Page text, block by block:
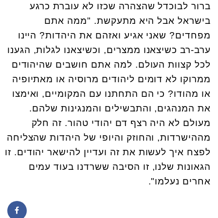
ברור לבוכדל שהצהרה שכזו לא עוברת כרגע
בישראל אבל היא מתעקשת. "ממה אתם
מפחדים? שאני אגיע ואזהם את היהדות? היינו
ערב-רב כשיצאנו ממצרים, וכשיצאנו לגלות, הגענו
לכל קצוות העולם. למה אתם חושבים שהיהודים
ממרוקו לא דומים ליהודים מרוסיה או מאתיופיה
או מהודו? כי הם התחתנו עם המקומיים, ואימצו
את המנהגים, והתבשילים והמנגינות שלהם.
מעולם לא היה רצף דם יהודי טהור. זה חלק
מההישרדות, והחוזק והיופי של היהדות שהצליחה
לפצח איך לעשות את זה ועדיין להישאר יהודים. זו
הגאונות שלנו, זו הסיבה ששרדנו בעוד עמים
אחרים נעלמו".